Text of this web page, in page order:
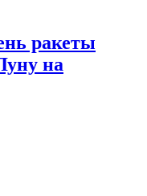
ракеты
на